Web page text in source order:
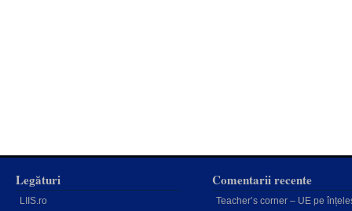
Legături
LIIS.ro
Comentarii recente
Teacher’s corner – UE pe